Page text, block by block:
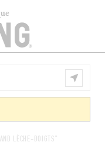
LÈCHE-DOIGTS"